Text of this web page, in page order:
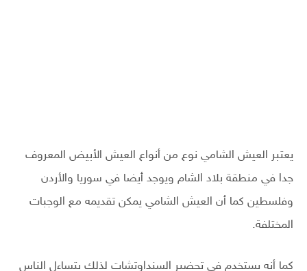
يعتبر العيش الشامي نوع من أنواع العيش الأبيض المعروف
جدا في منطقة بلاد الشام ويوجد أيضا في سوريا والأردن
وفلسطين كما أن العيش الشامي يمكن تقديمه مع الوجبات
المختلفة.
كما أنه يستخدم في تحضير السنداوتشات لذلك يتساءل الناس